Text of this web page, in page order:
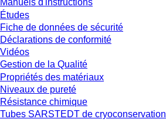
Manuels d'instructions
Études
Fiche de données de sécurité
Déclarations de conformité
Vidéos
Gestion de la Qualité
Propriétés des matériaux
Niveaux de pureté
Résistance chimique
Tubes SARSTEDT de cryoconservation